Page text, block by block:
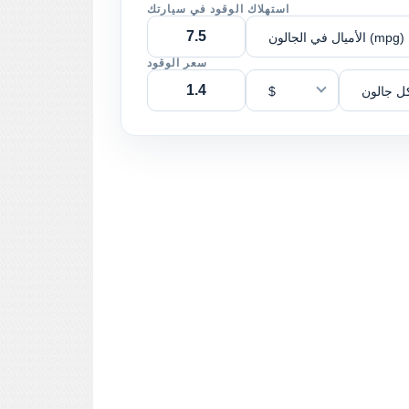
استهلاك الوقود في سيارتك
الأميال في الجالون (mpg)
سعر الوقود
$ جالون